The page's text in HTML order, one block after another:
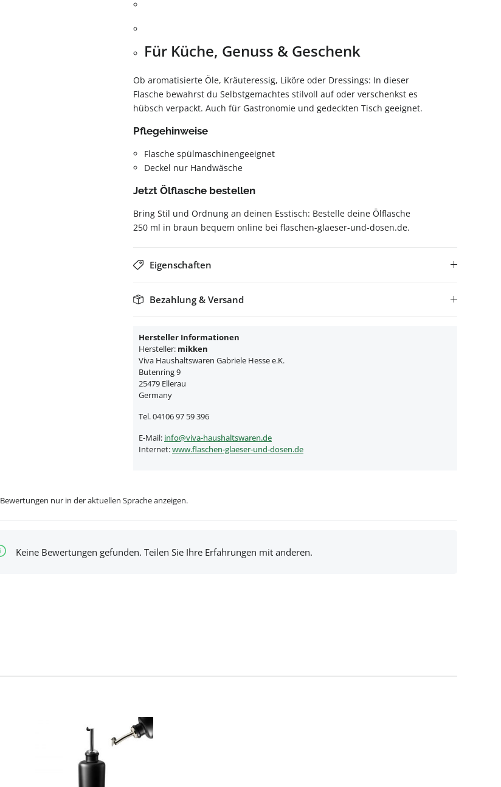
Für Küche, Genuss & Geschenk
Ob aromatisierte Öle, Kräuteressig, Liköre oder Dressings: In dieser
Flasche bewahrst du Selbstgemachtes stilvoll auf oder verschenkst es
hübsch verpackt. Auch für Gastronomie und gedeckten Tisch geeignet.
Pflegehinweise
Flasche spülmaschinengeeignet
Deckel nur Handwäsche
Jetzt Ölflasche bestellen
Bring Stil und Ordnung an deinen Esstisch: Bestelle deine Ölflasche
250 ml in braun bequem online bei flaschen-glaeser-und-dosen.de.
Eigenschaften
Bezahlung & Versand
Hersteller Informationen
Hersteller: mikken
Viva Haushaltswaren Gabriele Hesse e.K.
Butenring 9
25479 Ellerau
Germany
Tel. 04106 97 59 396
E-Mail: info@viva-haushaltswaren.de
Internet:www.flaschen-glaeser-und-dosen.de
Bewertungen nur in der aktuellen Sprache anzeigen.
Keine Bewertungen gefunden. Teilen Sie Ihre Erfahrungen mit anderen.